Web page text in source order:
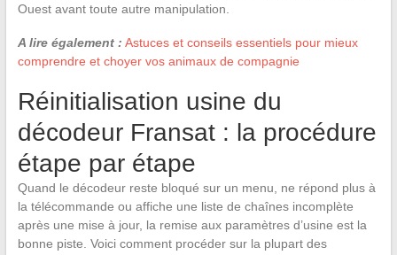
Ouest avant toute autre manipulation.
A lire également : Astuces et conseils essentiels pour mieux
comprendre et choyer vos animaux de compagnie
Réinitialisation usine du
décodeur Fransat : la procédure
étape par étape
Quand le décodeur reste bloqué sur un menu, ne répond plus à
la télécommande ou affiche une liste de chaînes incomplète
après une mise à jour, la remise aux paramètres d’usine est la
bonne piste. Voici comment procéder sur la plupart des